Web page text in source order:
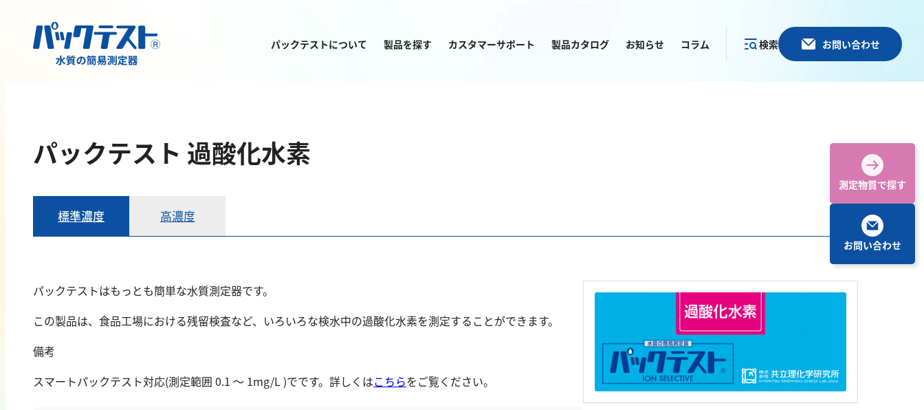
検索 お問い合わせ
パックテストについて 製品を探す カスタマーサポート 製品カタログ お知らせ コラム
パックテスト 過酸化水素
標準濃度 高濃度
パックテストはもっとも簡単な水質測定器です。
この製品は、食品工場における残留検査など、いろいろな検水中の過酸化水素を測定することができます。
備考
スマートパックテスト対応(測定範囲 0.1 ～ 1mg/L )でです。詳しくはこちらをご覧ください。
測定物質で探す
お問い合わせ
亜鉛
カドミウム
鉄
BOD
COD
過マンガン酸カリウム消費量遊離残留塩素
硝酸
塩化物
アルカリ度
ほう素
シアン
界面活性剤
ふっ素
油分
ホルムアルデヒド
過酸化水素
ヒドラジン
オゾン
フェノール
シリカ
ビタミンC